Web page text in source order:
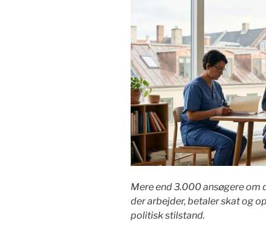
Mere end 3.000 ansøgere
der arbejder, betaler skat og
politisk stilstand.